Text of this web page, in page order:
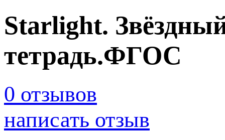
Starlight.
тетрадь.ФГОС
0 отзывов
написать отзыв